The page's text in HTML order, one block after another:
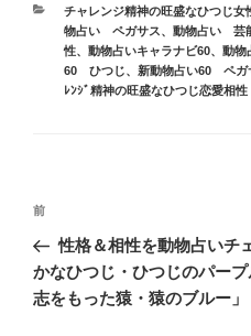
カ
テ
ゴ
リ
ー
チャレンジ精神の旺盛なひつじ女
物占い ペガサス、 動物占い 芸
性、 動物占いキャラナビ60、 動物
60 ひつじ、 新動物占い60 ペガ
ﾚﾝｼﾞ精神の旺盛なひつじ恋愛相性
投
ナ
ビ
前
の
投
稿
前
性格＆相性を動物占いチ
かなひつじ・ひつじのパー
志をもった猿・猿のブルー」